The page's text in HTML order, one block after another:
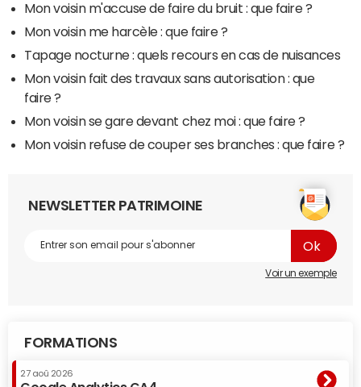
Mon voisin m'accuse de faire du bruit : que faire ?
Mon voisin me harcèle : que faire ?
Tapage nocturne : quels recours en cas de nuisances
Mon voisin fait des travaux sans autorisation : que
faire ?
Mon voisin se gare devant chez moi : que faire ?
Mon voisin refuse de couper ses branches : que faire ?
NEWSLETTER PATRIMOINE
Voir un exemple
FORMATIONS
27 aoû 2026